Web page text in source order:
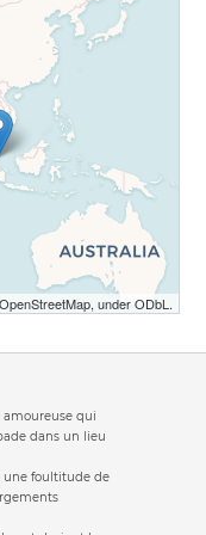
under ODbL.
amoureuse qui
dans un lieu
une foultitude de